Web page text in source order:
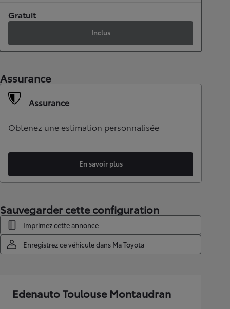
Gratuit
Inclus
Assurance
Assurance
Obtenez une estimation personnalisée
En savoir plus
Sauvegarder cette configuration
Imprimez cette annonce
Enregistrez ce véhicule dans Ma Toyota
Edenauto Toulouse Montaudran